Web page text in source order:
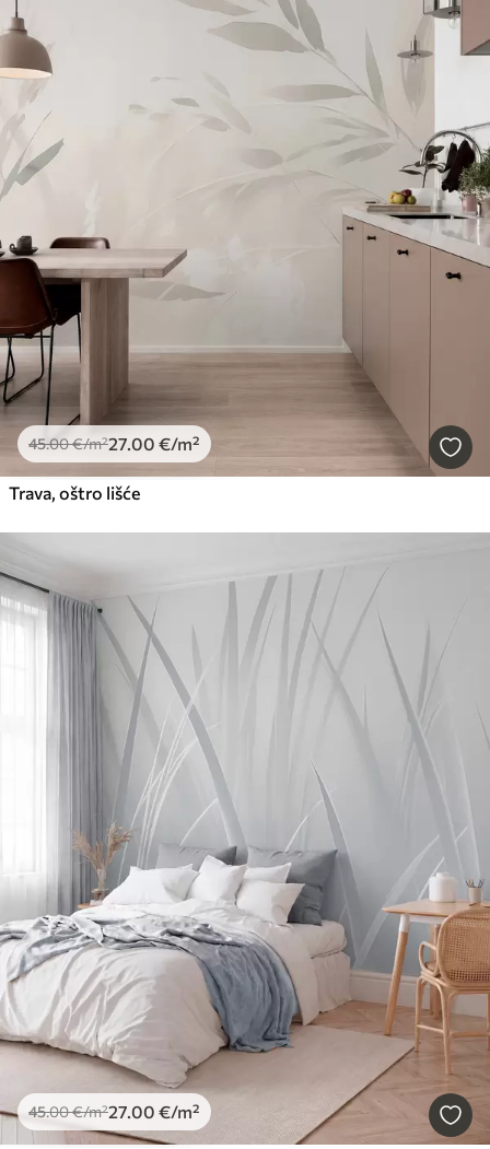
45.00€/m²27.00 €/m²
Trava, oštro lišće
45.00€/m²27.00 €/m²